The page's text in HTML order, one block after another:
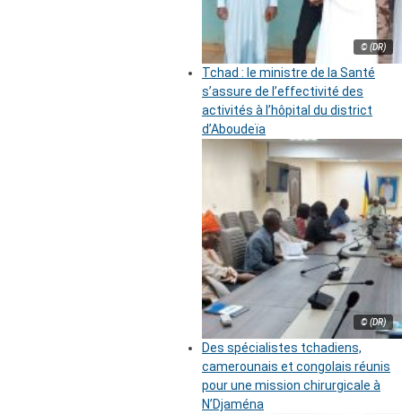
© (DR)
Tchad : le ministre de la Santé
s’assure de l’effectivité des
activités à l’hôpital du district
d’Aboudeïa
© (DR)
Des spécialistes tchadiens,
camerounais et congolais réunis
pour une mission chirurgicale à
N’Djaména